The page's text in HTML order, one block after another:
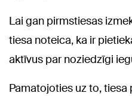
Lai gan pirmstiesas
tiesa noteica, ka ir
aktīvus par noziedzīgi
Pamatojoties uz to,